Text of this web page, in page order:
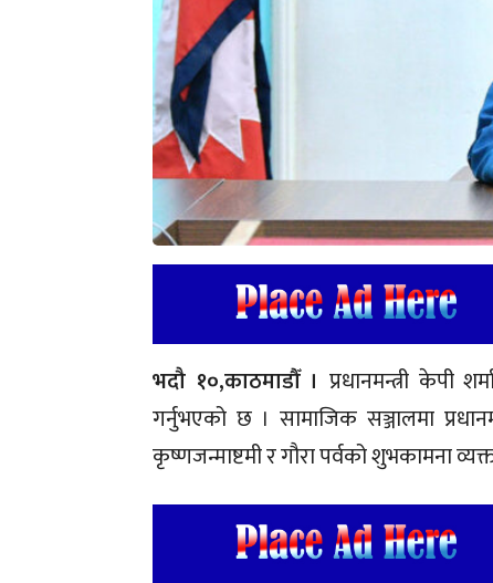
भदौ १०,काठमाडौँ । प्रधानमन्त्री केपी
गर्नुभएको छ । सामाजिक सञ्जालमा
कृष्णजन्माष्टमी र गौरा पर्वको शुभकामना